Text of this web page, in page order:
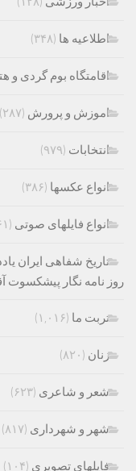
اطلاعیه ها (۳۴۸)
اقامتگاه بوم گردی و
اموزش و پرورش (۲۸۷)
انتخابات (۹۷۹)
انواع عکسها (۳۸۶)
انواع فایلهای صوتی (۶۱)
تاریخ شفاهی ایران
روز نامه نگار پیشکسوت
تربت ما (۱,۰۱۶)
زنان (۸۲۰)
شعر و شاعری (۶۲۳)
شهر و شهرداری (۸۱۷)
فایلهای تصویری (۱۰۴)